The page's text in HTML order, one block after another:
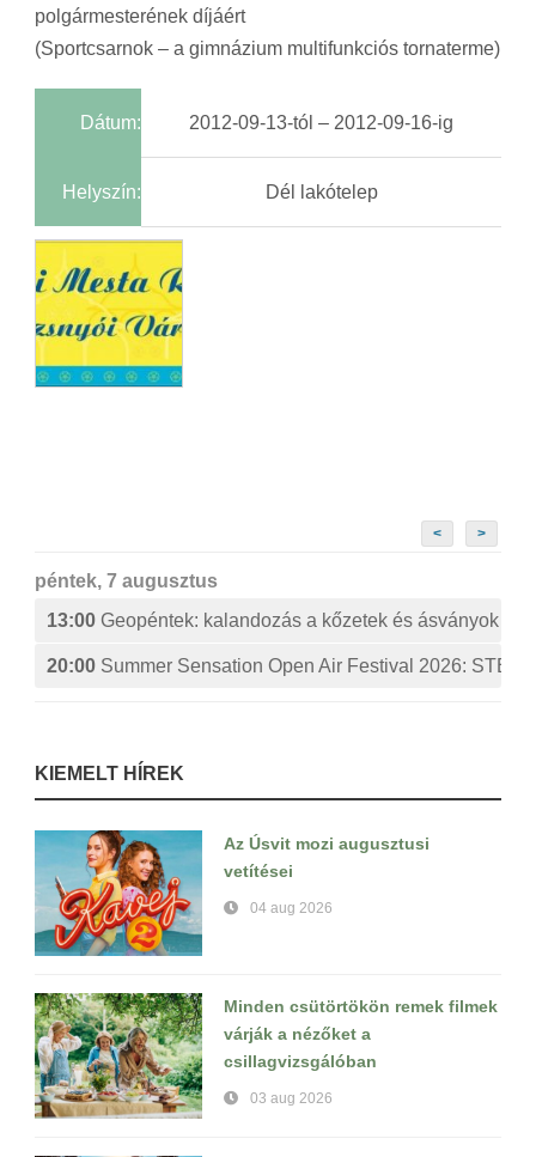
polgármesterének díjáért
(Sportcsarnok – a gimnázium multifunkciós tornaterme)
Dátum: 2012-09-13-tól – 2012-09-16-ig
Helyszín: Dél lakótelep
< >
péntek, 7 augusztus
13:00 Geopéntek: kalandozás a kőzetek és ásványok
20:00 Summer Sensation Open Air Festival 2026:
KIEMELT HÍREK
Az Úsvit mozi augusztusi
vetítései
04 aug 2026
Minden csütörtökön remek filmek
várják a nézőket a
csillagvizsgálóban
03 aug 2026